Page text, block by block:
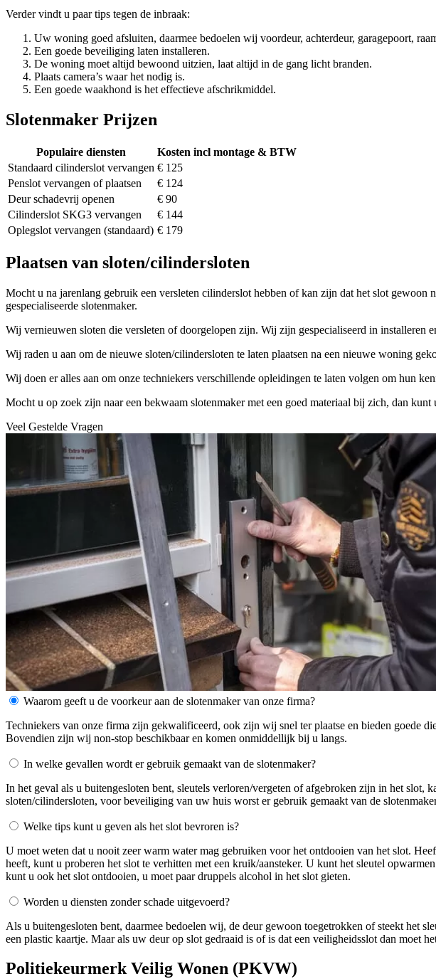
Verder vindt u paar tips tegen de inbraak:
Uw woning goed afsluiten, daarmee bedoelen wij voordeur, achterdeur, garagepoort,
Een goede beveiliging laten installeren.
De woning moet altijd bewoond uitzien, laat altijd in de gang licht branden.
Plaats camera’s waar het nodig is.
Een goede waakhond is het effectieve afschrikmiddel.
Slotenmaker Prijzen
Populaire diensten
Kosten incl montage & BTW
Standaard cilinderslot vervangen € 125
Penslot vervangen of plaatsen
€ 124
Deur schadevrij openen
€ 90
Cilinderslot SKG3 vervangen
€ 144
Oplegslot vervangen (standaard) € 179
Plaatsen van sloten/cilindersloten
Mocht u na jarenlang gebruik een versleten cilinderslot hebben of kan zijn dat het slot
gespecialiseerde slotenmaker.
Wij vernieuwen sloten die versleten of doorgelopen zijn. Wij zijn gespecialiseerd in installeren
Wij raden u aan om de nieuwe sloten/cilindersloten te laten plaatsen na een nieuwe woning
Wij doen er alles aan om onze techniekers verschillende opleidingen te laten volgen om hun
Mocht u op zoek zijn naar een bekwaam slotenmaker met een goed materiaal bij zich, dan kunt
Veel Gestelde Vragen
Waarom geeft u de voorkeur aan de slotenmaker van onze firma?
Techniekers van onze firma zijn gekwalificeerd, ook zijn wij snel ter plaatse en bieden goede
Bovendien zijn wij non-stop beschikbaar en komen onmiddellijk bij u langs.
In welke gevallen wordt er gebruik gemaakt van de slotenmaker?
In het geval als u buitengesloten bent, sleutels verloren/vergeten of afgebroken zijn in het
sloten/cilindersloten, voor beveiliging van uw huis worst er gebruik gemaakt van de
Welke tips kunt u geven als het slot bevroren is?
U moet weten dat u nooit zeer warm water mag gebruiken voor het ontdooien van het slot.
heeft, kunt u proberen het slot te verhitten met een kruik/aansteker. U kunt het sleutel
kunt u ook het slot ontdooien, u moet paar druppels alcohol in het slot gieten.
Worden u diensten zonder schade uitgevoerd?
Als u buitengesloten bent, daarmee bedoelen wij, de deur gewoon toegetrokken of steekt het
een plastic kaartje. Maar als uw deur op slot gedraaid is of is dat een veiligheidsslot dan moet
Politiekeurmerk Veilig Wonen (PKVW)